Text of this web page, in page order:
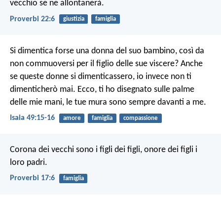
vecchio se ne allontanerà.
Proverbi 22:6 giustizia famiglia
Si dimentica forse una donna del suo bambino, così da
non commuoversi per il figlio delle sue viscere? Anche
se queste donne si dimenticassero, io invece non ti
dimenticherò mai. Ecco, ti ho disegnato sulle palme
delle mie mani, le tue mura sono sempre davanti a me.
Isaia 49:15-16 amore famiglia compassione
Corona dei vecchi sono i figli dei figli, onore dei figli i
loro padri.
Proverbi 17:6 famiglia